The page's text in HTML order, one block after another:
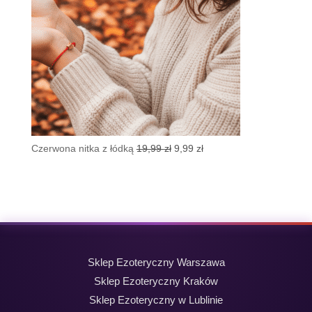
Czerwona nitka z łódką 19,99zł Pierwotna
9,99 złAktualna
Sklep Ezoteryczny Warszawa
Sklep Ezoteryczny Kraków
Sklep Ezoteryczny w Lublinie